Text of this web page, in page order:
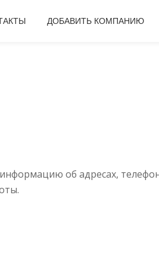
ДОБАВИТЬ КОМПАНИЮ
об адресах,